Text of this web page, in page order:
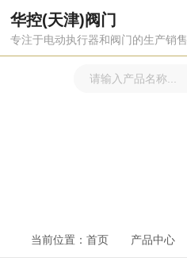
华控(天津)阀门
专注于电动执行器和阀门的生产销售
当前位置： 首页 产品中心